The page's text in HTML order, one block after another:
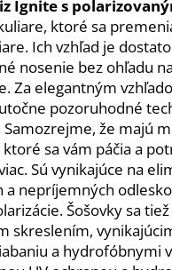
Ignite s
ktoré sa
Ich vzhľad je
nosenie bez ohľadu
Za elegantným
pozoruhodné
Samozrejme, že majú
ktoré sa vám páčia a
Sú vynikajúce na
a nepríjemných
Šošovky sa
skreslením,
a hydrofóbnymi
HĽADAŤ